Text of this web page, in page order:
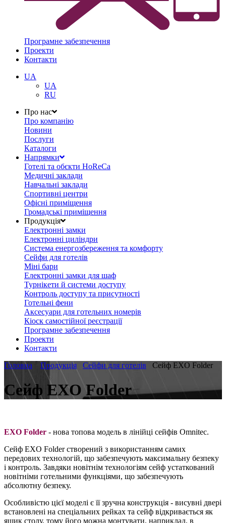
Програмне забезпечення
Проекти
Контакти
UA
UA
RU
Про нас
Про компанію
Новини
Послуги
Каталоги
Напрямки
Готелі та обєкти HoReCa
Медичні заклади
Навчальні заклади
Спортивні центри
Офісні приміщення
Громадські приміщення
Продукція
Електронні замки
Електронні циліндри
Система енергозбереження та комфорту
Сейфи для готелів
Міні бари
Електронні замки для шаф
Турнікети й системи доступу
Контроль доступу та присутності
Готельні фени
Аксесуари для готельних номерів
Кіоск самостійної реєстрації
Програмне забезпечення
Проекти
Контакти
Головна
Продукція Сейфи для готелів Сейф EXO Folder
Сейф EXO Folder
EXO Folder - нова топова модель в лінійці сейфів Omnitec.
Сейф EXO Folder створений з використанням самих
передових технологій, що забезпечують максимальну безпеку
і контроль. Завдяки новітнім технологіям сейф устаткований
новітніми готельними функціями, що забезпечують
абсолютну безпеку.
Особливістю цієї моделі є її зручна конструкція - висувні двері
встановлені на спеціальних рейках та сейф відкривається як
ящик столу, тому його можна монтувати, наприклад, в